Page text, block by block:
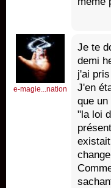
e-magie...nation
Je te
demi
j'ai
J'en
que
"la loi